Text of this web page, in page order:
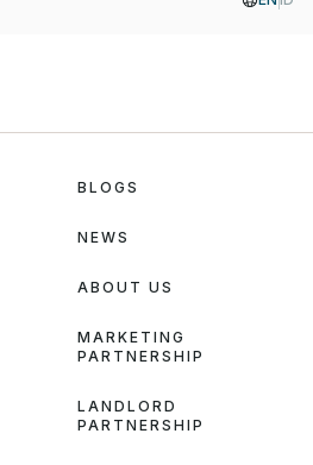
BLOGS
NEWS
ABOUT US
MARKETING
PARTNERSHIP
LANDLORD
PARTNERSHIP